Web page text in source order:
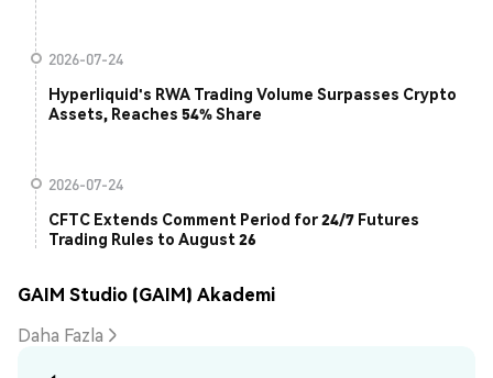
2026-07-24
Hyperliquid's RWA Trading Volume Surpasses Crypto
Assets, Reaches 54% Share
2026-07-24
CFTC Extends Comment Period for 24/7 Futures
Trading Rules to August 26
GAIM Studio (GAIM) Akademi
Daha Fazla